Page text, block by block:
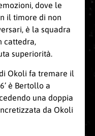
dove le
il timore di non
è la squadra
cattedra,
superiorità.
Okoli fa tremare il
è Bertollo a
una doppia
da Okoli